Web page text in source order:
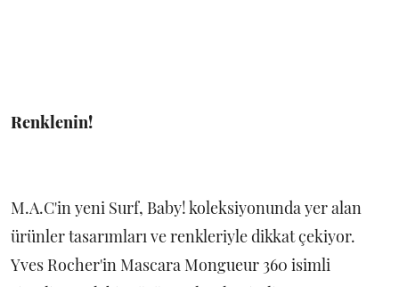
Renklenin!
M.A.C'in yeni Surf, Baby! koleksiyonunda yer alan
ürünler tasarımları ve renkleriyle dikkat çekiyor.
Yves Rocher'in Mascara Mongueur 360 isimli